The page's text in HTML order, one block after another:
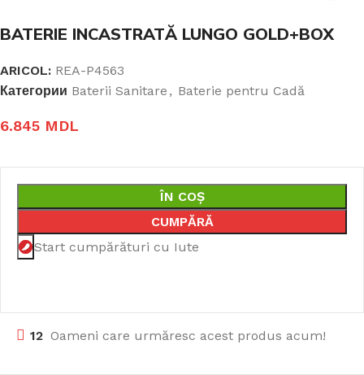
BATERIE INCASTRATĂ LUNGO GOLD+BOX
ARICOL: REA-P4563
Категории Baterii Sanitare , Baterie pentru Cadă
6.845 MDL
ÎN COȘ
CUMPĂRĂ
Start cumpărături cu Iute
12 Oameni care urmăresc acest produs acum!